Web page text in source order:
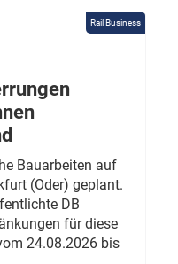
Rail Business
Bauarbeiten auf
(Oder) geplant.
DB
für diese
24.08.2026 bis